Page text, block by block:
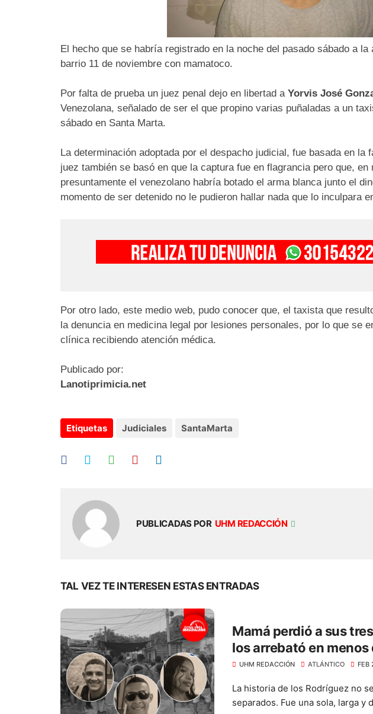
El hecho que se habría registrado en la noche del pasado sábado a la
barrio 11 de noviembre con mamatoco.
Por falta de prueba un juez penal dejo en libertad a Yorvis José
Venezolana, señalado de ser el que propino varias puñaladas a un
sábado en Santa Marta.
La determinación adoptada por el despacho judicial, fue basada en la
juez también se basó en que la captura fue en flagrancia pero que, en
presuntamente el venezolano habría botado el arma blanca junto el
momento de ser detenido no le pudieron hallar nada que lo inculpara
Por otro lado, este medio web, pudo conocer que, el taxista que
la denuncia en medicina legal por lesiones personales, por lo que se
clínica recibiendo atención médica.
Publicado por:
Lanotiprimicia.net
Etiquetas Judiciales SantaMarta
PUBLICADAS POR UHM REDACCIÓN
TAL VEZ TE INTERESEN ESTAS ENTRADAS
Mamá perdió a sus
los arrebató en menos
UHM REDACCIÓN ATLÁNTICO FEB
La historia de los Rodríguez no
separados. Fue una sola, larga y